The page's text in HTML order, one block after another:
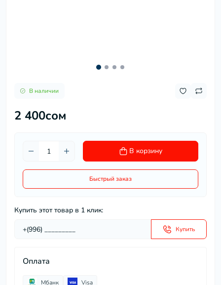
В наличии
2 400сом
В корзину
Быстрый заказ
Купить этот товар в 1 клик:
Купить
Оплата
Мбанк Visa